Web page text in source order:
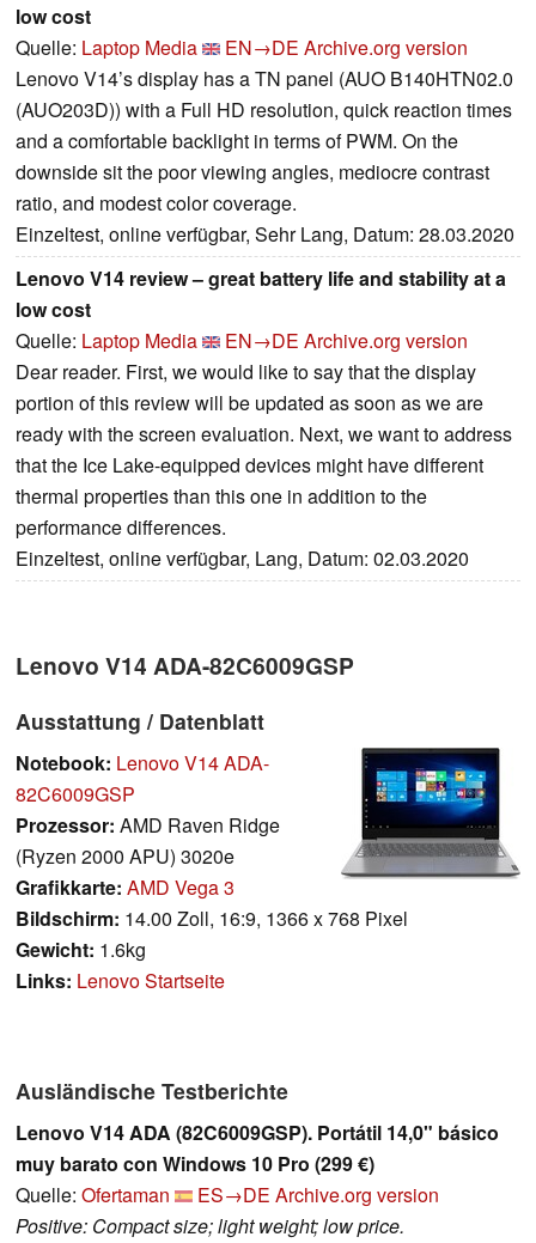
low cost
Quelle: Laptop Media EN→DE Archive.org version
Lenovo V14’s display has a TN panel (AUO B140HTN02.0
(AUO203D)) with a Full HD resolution, quick reaction times
and a comfortable backlight in terms of PWM. On the
downside sit the poor viewing angles, mediocre contrast
ratio, and modest color coverage.
Einzeltest, online verfügbar, Sehr Lang, Datum: 28.03.2020
Lenovo V14 review – great battery life and stability at a
low cost
Quelle: Laptop Media EN→DE Archive.org version
Dear reader. First, we would like to say that the display
portion of this review will be updated as soon as we are
ready with the screen evaluation. Next, we want to address
that the Ice Lake-equipped devices might have different
thermal properties than this one in addition to the
performance differences.
Einzeltest, online verfügbar, Lang, Datum: 02.03.2020
Lenovo V14 ADA-82C6009GSP
Ausstattung / Datenblatt
Notebook: Lenovo V14 ADA-
82C6009GSP
Prozessor: AMD Raven Ridge
(Ryzen 2000 APU) 3020e
Grafikkarte: AMD Vega 3
Bildschirm: 14.00 Zoll, 16:9, 1366 x 768 Pixel
Gewicht: 1.6kg
Links: Lenovo Startseite
Ausländische Testberichte
Lenovo V14 ADA (82C6009GSP). Portátil 14,0" básico
muy barato con Windows 10 Pro (299 €)
Quelle: Ofertaman ES→DE Archive.org version
Positive: Compact size; light weight; low price.